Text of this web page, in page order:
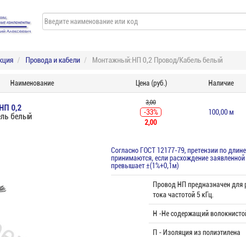
Провода и кабели Монтажный:НП 0,2 Провод/Кабель белый
Наименование Цена (руб.) Наличие
0,2
белый
3,00
-33%
2,00
100,00 м
Согласно ГОСТ 12177-79, претензии по
принимаются, если расхождение
превышает ±(1%+0,1м)
Провод НП предназначен для
тока частотой 5 кГц.
Н -Не содержащий
П - Изоляция из полиэтилена